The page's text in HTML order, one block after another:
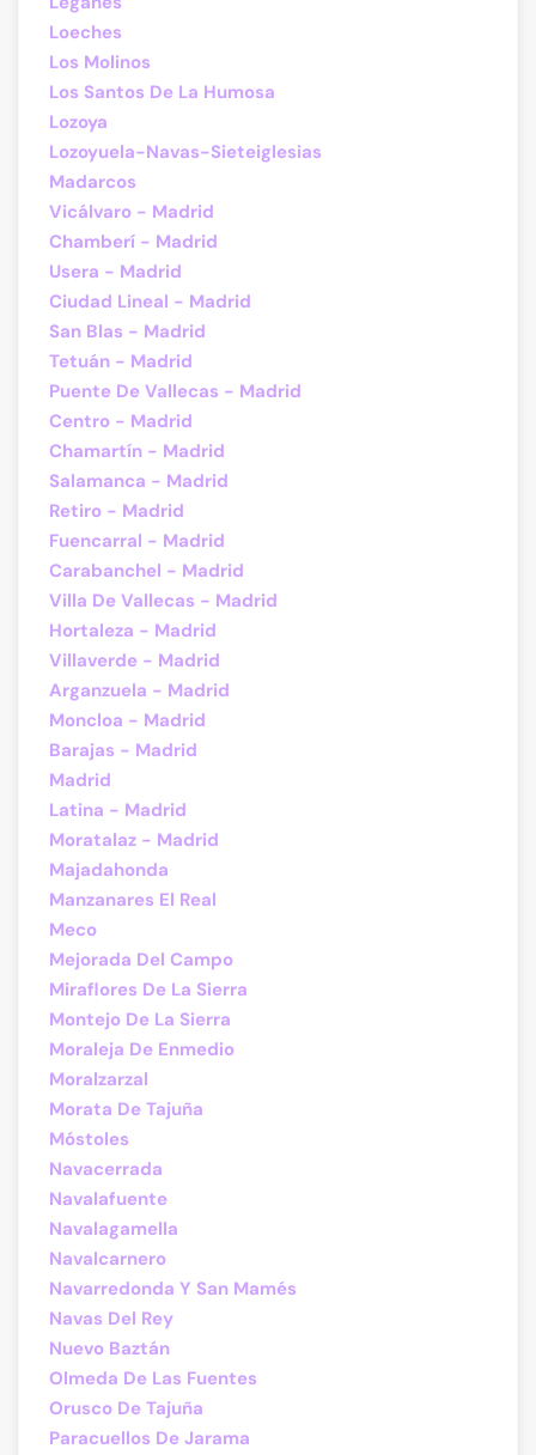
Loeches
Los Molinos
Los Santos De La Humosa
Lozoya
Lozoyuela-Navas-Sieteiglesias
Madarcos
Vicálvaro - Madrid
Chamberí - Madrid
Usera - Madrid
Ciudad Lineal - Madrid
San Blas - Madrid
Tetuán - Madrid
Puente De Vallecas - Madrid
Centro - Madrid
Chamartín - Madrid
Salamanca - Madrid
Retiro - Madrid
Fuencarral - Madrid
Carabanchel - Madrid
Villa De Vallecas - Madrid
Hortaleza - Madrid
Villaverde - Madrid
Arganzuela - Madrid
Moncloa - Madrid
Barajas - Madrid
Madrid
Latina - Madrid
Moratalaz - Madrid
Majadahonda
Manzanares El Real
Meco
Mejorada Del Campo
Miraflores De La Sierra
Montejo De La Sierra
Moraleja De Enmedio
Moralzarzal
Morata De Tajuña
Móstoles
Navacerrada
Navalafuente
Navalagamella
Navalcarnero
Navarredonda Y San Mamés
Navas Del Rey
Nuevo Baztán
Olmeda De Las Fuentes
Orusco De Tajuña
Paracuellos De Jarama